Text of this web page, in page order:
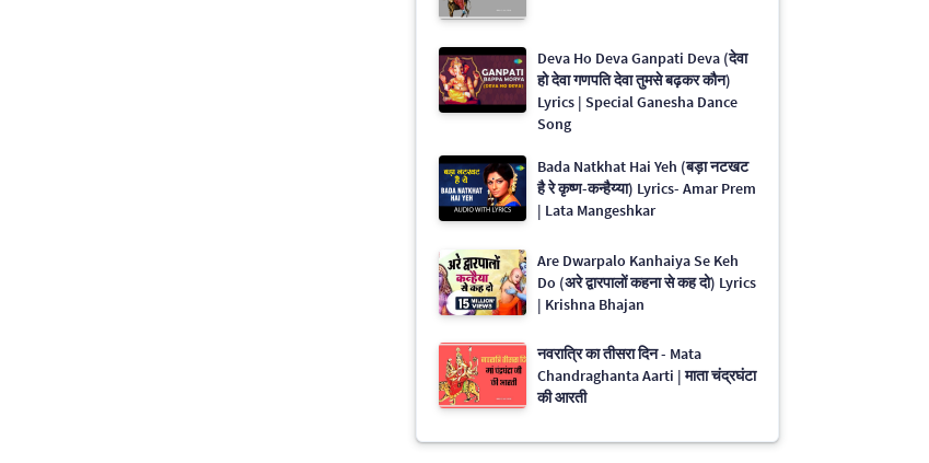
Deva Ho Deva Ganpati Deva (देवा
हो देवा गणपति देवा तुमसे बढ़कर कौन)
Lyrics | Special Ganesha Dance
Song
Bada Natkhat Hai Yeh (बड़ा नटखट
है रे कृष्ण-कन्हैय्या) Lyrics- Amar Prem
| Lata Mangeshkar
Are Dwarpalo Kanhaiya Se Keh
Do (अरे द्वारपालों कहना से कह दो) Lyrics
| Krishna Bhajan
नवरात्रि का तीसरा दिन - Mata
Chandraghanta Aarti | माता चंद्रघंटा
की आरती